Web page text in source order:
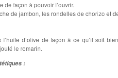
de façon à pouvoir l’ouvrir.
de jambon, les rondelles de chorizo et
l’huile d’olive de façon à ce qu’il soit
le romarin.
: